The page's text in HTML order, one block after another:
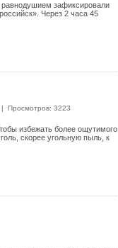
равнодушием зафиксировали
Через 2 часа 45
| Просмотров: 3223
избежать более ощутимого
скорее угольную пыль, к